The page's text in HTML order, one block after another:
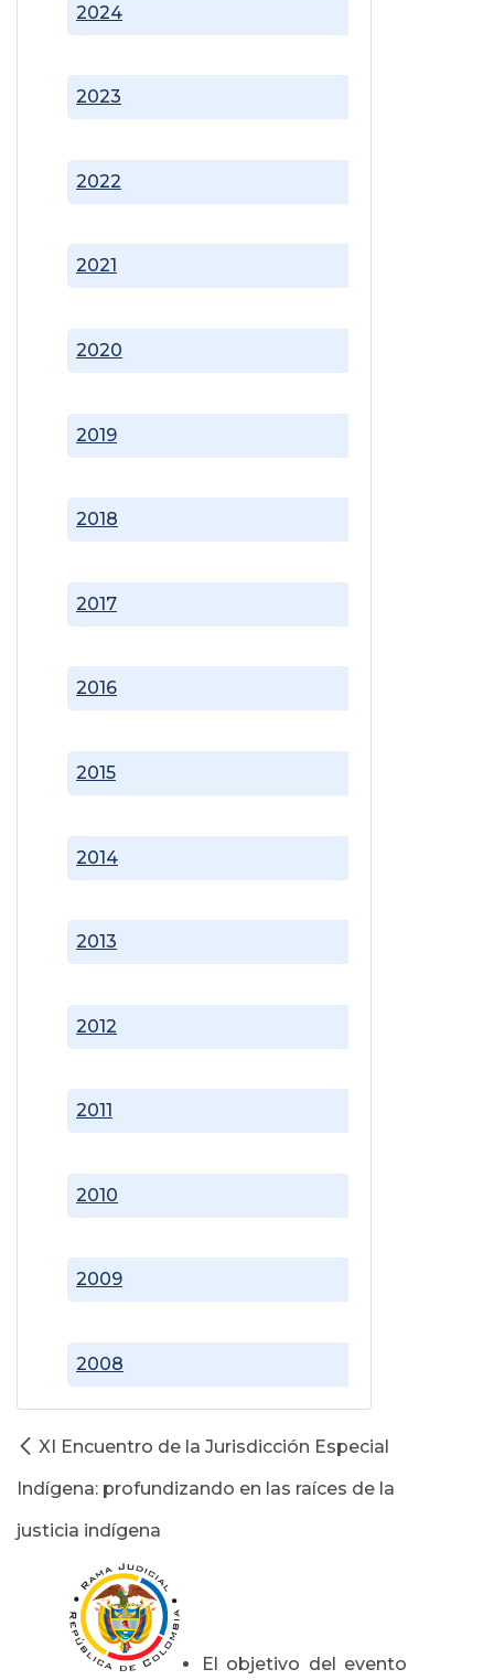
2008
2009
2010
2011
2012
2013
2014
2015
2016
2017
2018
2019
2020
2021
2022
2023
2024
XI Encuentro de la Jurisdicción Especial
Indígena: profundizando en las raíces de la
justicia indígena
El objetivo del evento